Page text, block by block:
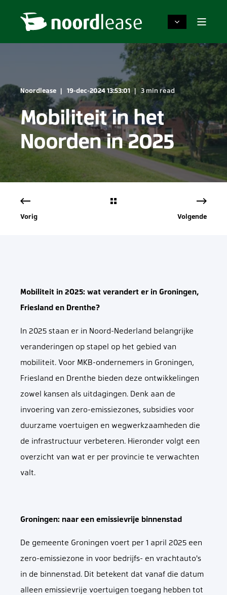
Noordlease 19-dec-2024 13:53:01 3 min read
Mobiliteit in het
Noorden in 2025
Vorig Volgende
Mobiliteit in 2025: wat verandert er in Groningen,
Friesland en Drenthe?
In 2025 staan er in Noord-Nederland belangrijke
veranderingen op stapel op het gebied van
mobiliteit. Voor MKB-ondernemers in Groningen,
Friesland en Drenthe bieden deze ontwikkelingen
zowel kansen als uitdagingen. Denk aan de
invoering van zero-emissiezones, subsidies voor
duurzame voertuigen en wegwerkzaamheden die
de infrastructuur verbeteren. Hieronder volgt een
overzicht van wat er per provincie te verwachten
valt.
Groningen: naar een emissievrije binnenstad
De gemeente Groningen voert per 1 april 2025 een
zero-emissiezone in voor bedrijfs- en vrachtauto's
in de binnenstad. Dit betekent dat vanaf die datum
alleen emissievrije voertuigen toegang hebben tot